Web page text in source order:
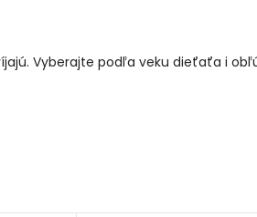
Vyberajte podľa veku dieťaťa i